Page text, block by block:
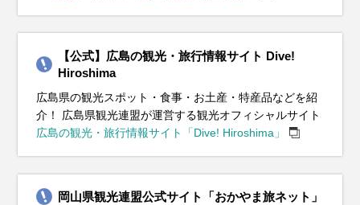
イベント・観光
紅葉シーズン、イルミネーションシーズン、ポポロ冬の祭り
Winter Illumination、尾道ベッチャー祭、荒谷山の雲海、ワイン、
みかん（旬）、広島銀太刀（旬）
イベント・観光
スノーアクティビティシーズン、イルミネーションシーズン、ひ
ろしまドリミネーション、、ポポロ冬の祭りWinter Illumination、
おのみちウィンターイルミネーション、宮島大聖院火渡り式、広
島かき（旬）
イベント・観光
スノーアクティビティシーズン、イルミネーションシーズン、お
のみちウィンターイルミネーション、イルミネーションロードく
れ、ポポロ冬の祭りWinter Illumination、柴燈護摩（火渡り神
事）、大念珠繰り、おおたけカキ水産まつり、広島かき（旬）
イベント・観光
のみちウィンターイルミネーション、宮島かき祭り、広島城オイ
スターフェス、呉水産祭り、大野かきフェスティバル、庄原の雪
合戦大会、三原神明市、焼嗅がし神事、御福開祭はだか祭り、節
分祭（各地）、広島かき（旬）
イベント・観光
つり、せとだレモン祭、大竹市のひな流し、幸崎能地春祭り、日
本酒（新酒）、広島手掘りあさり（旬）、広島桜ダイ（旬）
イベント・観光
院火渡り式、尾道みなと祭、呉みなと祭、錦帯橋まつり、いちご
狩り、広島手掘りあさり（旬）、広島桜ダイ（旬）
イベント・観光
バラの見頃、サイクリングシーズン、ひろしまフラワーフェステ
ィバル、福山ばら祭、鞆の浦観光鯛網、福山鞆の浦弁天島花火大
会、高松山大文字まつり、いちご狩り、広島手掘りあさり
（旬）、広島桜ダイ（旬）
イベント・観光
さん大祭、壬生の花田植、おのみち土曜夜店、神宮寺あじさい祭
り、錦帯橋のう飼、小いわし（旬）、三原のタコ（旬）
イベント・観光
海水浴シーズン、フィッシング、花火大会（各地）、おのみち土
曜夜店、素盞鳴神社祇園祭けんか神輿、お手火神事、福山夏まつ
り、世羅高原農場ひまわり祭、三次きんさい祭、錦帯橋のう飼、
小いわし（旬）、三原のタコ（旬）、あなご（旬）
【公式】広島の観光・旅行情報サイト Dive!
Hiroshima
広島県の観光スポット・食事・お土産・特産品などを紹
介！ 広島県観光連盟が運営する観光オフィシャルサイト
広島の観光・旅行情報サイト「Dive! Hiroshima」
岡山県観光連盟公式サイト「おかやま旅ネット」